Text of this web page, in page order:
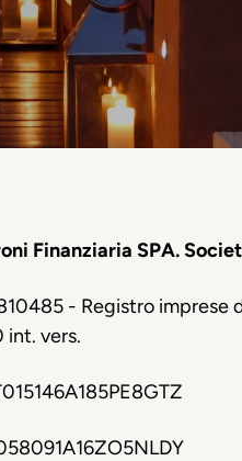
Finanziaria SPA.
- Registro imprese
vers.